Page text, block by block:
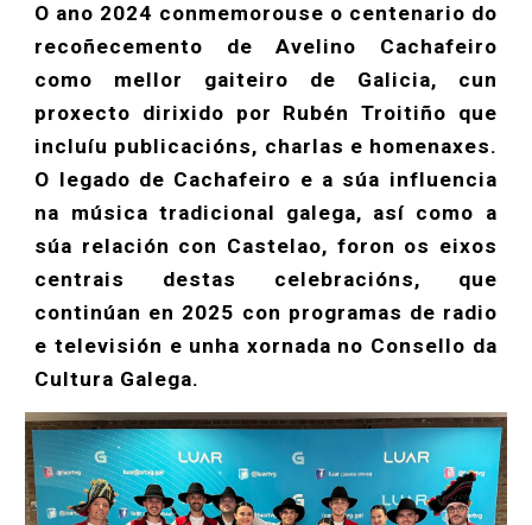
O ano 2024 conmemorouse o centenario do
recoñecemento de Avelino Cachafeiro
como mellor gaiteiro de Galicia, cun
proxecto dirixido por Rubén Troitiño que
incluíu publicacións, charlas e homenaxes.
O legado de Cachafeiro e a súa influencia
na música tradicional galega, así como a
súa relación con Castelao, foron os eixos
centrais destas celebracións, que
continúan en 2025 con programas de radio
e televisión e unha xornada no Consello da
Cultura Galega.